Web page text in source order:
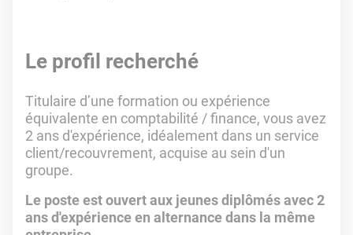
Le profil recherché
Titulaire d’une formation ou expérience
équivalente en comptabilité / finance, vous avez
2 ans d'expérience, idéalement dans un service
client/recouvrement, acquise au sein d'un
groupe.
Le poste est ouvert aux jeunes diplômés avec 2
ans d'expérience en alternance dans la même